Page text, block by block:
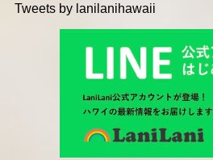
Tweets by lanilanihawaii